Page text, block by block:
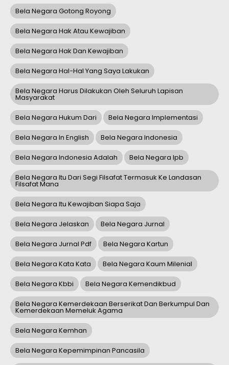
Bela Negara Gotong Royong
Bela Negara Hak Atau Kewajiban
Bela Negara Hak Dan Kewajiban
Bela Negara Hal-Hal Yang Saya Lakukan
Bela Negara Harus Dilakukan Oleh Seluruh Lapisan
Masyarakat
Bela Negara Hukum Dari Bela Negara Implementasi
Bela Negara In English Bela Negara Indonesia
Bela Negara Indonesia Adalah Bela Negara Ipb
Bela Negara Itu Dari Segi Filsafat Termasuk Ke Landasan
Filsafat Mana
Bela Negara Itu Kewajiban Siapa Saja
Bela Negara Jelaskan Bela Negara Jurnal
Bela Negara Jurnal Pdf Bela Negara Kartun
Bela Negara Kata Kata Bela Negara Kaum Milenial
Bela Negara Kbbi Bela Negara Kemendikbud
Bela Negara Kemerdekaan Berserikat Dan Berkumpul Dan
Kemerdekaan Memeluk Agama
Bela Negara Kemhan
Bela Negara Kepemimpinan Pancasila